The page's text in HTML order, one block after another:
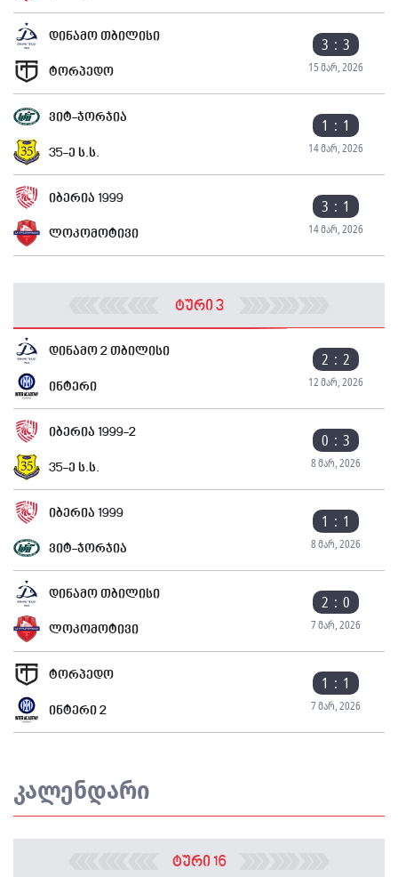
დინამო თბილისი 3 : 3
15 მარ, 2026
ტორპედო
ვიტ-ჯორჯია 1 : 1
14 მარ, 2026
35-ე ს.ს.
იბერია 1999 3 : 1
14 მარ, 2026
ლოკომოტივი
ტური 3
დინამო 2 თბილისი 2 : 2
12 მარ, 2026
ინტერი
იბერია 1999-2 0 : 3
8 მარ, 2026
35-ე ს.ს.
იბერია 1999 1 : 1
8 მარ, 2026
ვიტ-ჯორჯია
დინამო თბილისი 2 : 0
7 მარ, 2026
ლოკომოტივი
ტორპედო 1 : 1
7 მარ, 2026
ინტერი 2
კალენდარი
ტური 16